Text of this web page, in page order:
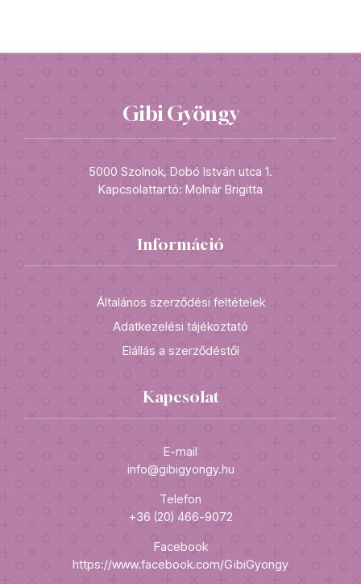
Gibi Gyöngy
5000 Szolnok, Dobó István utca 1.
Kapcsolattartó: Molnár Brigitta
Információ
Általános szerződési feltételek
Adatkezelési tájékoztató
Elállás a szerződéstől
Kapcsolat
E-mail
info@gibigyongy.hu
Telefon
+36 (20) 466-9072
Facebook
https://www.facebook.com/GibiGyongy